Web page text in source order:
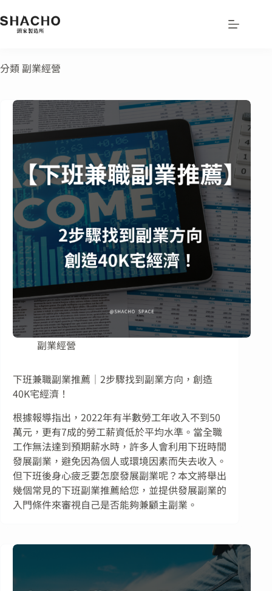
分類 副業經營
副業經營
下班兼職副業推薦｜2步驟找到副業方向，創造
40K宅經濟！
根據報導指出，2022年有半數勞工年收入不到50
萬元，更有7成的勞工薪資低於平均水準。當全職
工作無法達到預期薪水時，許多人會利用下班時間
發展副業，避免因為個人或環境因素而失去收入。
但下班後身心疲乏要怎麼發展副業呢？本文將舉出
幾個常見的下班副業推薦給您，並提供發展副業的
入門條件來審視自己是否能夠兼顧主副業。